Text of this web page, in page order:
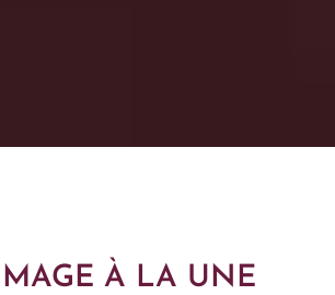
À LA UNE